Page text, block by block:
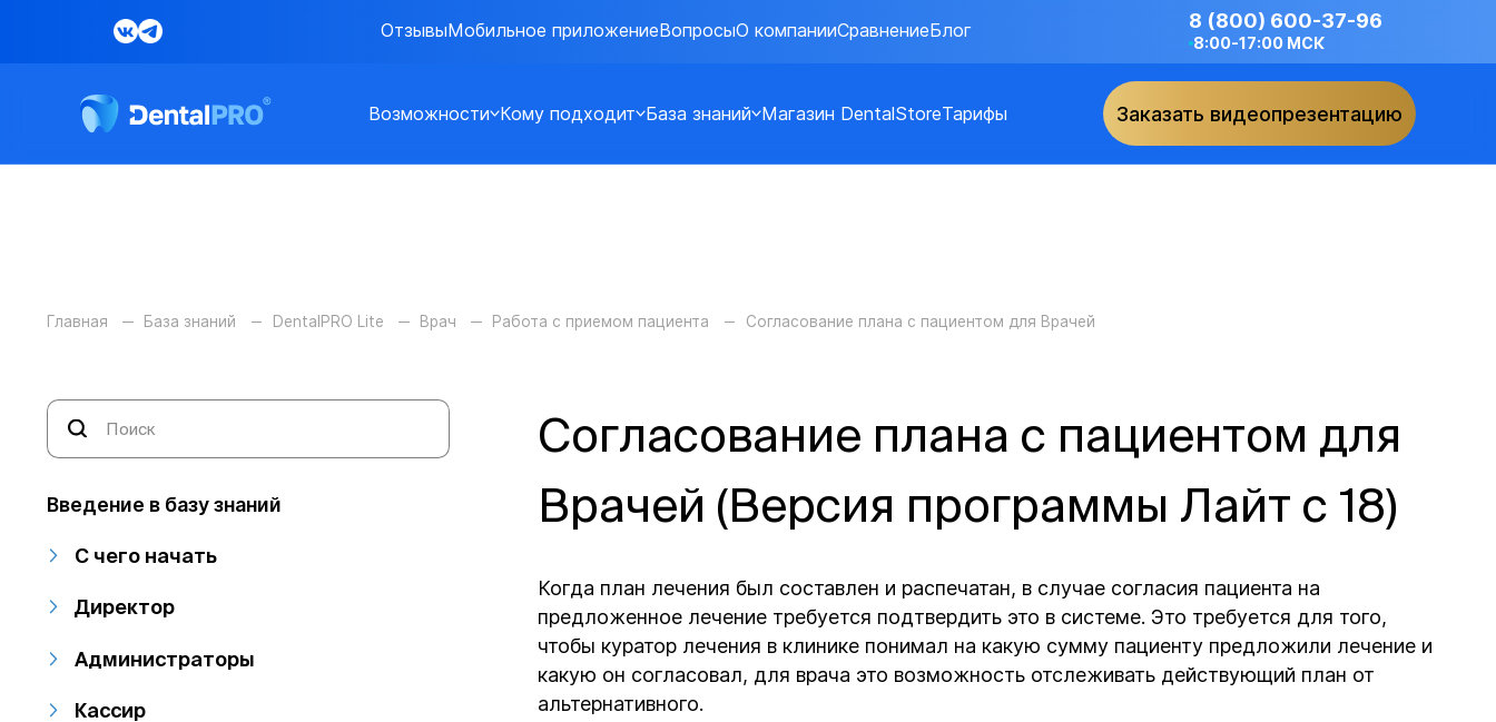
ОтзывыМобильное приложениеВопросыО компанииСравнениеБлог 8 (800) 600-37-96
8:00-17:00 МСК
Возможности Кому подходит База знаний Магазин DentalStoreТарифы Заказать видеопрезентацию
Главная База знаний DentalPRO Lite Врач Работа с приемом пациента Согласование плана с пациентом для Врачей
Введение в базу знаний
С чего начать
Директор
Администраторы
Кассир
Согласование плана с пациентом для
Врачей (Версия программы Лайт с 18)
Когда план лечения был составлен и распечатан, в случае согласия пациента на
предложенное лечение требуется подтвердить это в системе. Это требуется для того,
чтобы куратор лечения в клинике понимал на какую сумму пациенту предложили лечение и
какую он согласовал, для врача это возможность отслеживать действующий план от
альтернативного.